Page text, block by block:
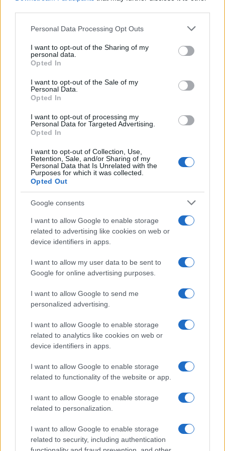
Please note that this website/app uses one or more Google
not limited to your visit or usage behaviour. You may click to
grant or deny consent to Google and its third-party tags to
use your data for below specified purposes in below Google
consent section.
Personal Data Processing Opt Outs
I want to opt-out of the Sharing of my
personal data.
Opted In
I want to opt-out of the Sale of my
Personal Data.
Opted In
I want to opt-out of processing my
Personal Data for Targeted Advertising.
Opted In
I want to opt-out of Collection, Use,
Retention, Sale, and/or Sharing of my
Personal Data that Is Unrelated with the
Purposes for which it was collected.
Opted Out
Google consents
I want to allow Google to enable storage
related to advertising like cookies on web or
device identifiers in apps.
I want to allow my user data to be sent to
Google for online advertising purposes.
I want to allow Google to send me
personalized advertising.
I want to allow Google to enable storage
related to analytics like cookies on web or
device identifiers in apps.
I want to allow Google to enable storage
related to functionality of the website or app.
I want to allow Google to enable storage
related to personalization.
I want to allow Google to enable storage
related to security, including authentication
Fist of the North Star Warriors:
comparativa 360 vs. PS3 en
imágenes y vídeo
venta, capturas de su primer DLC
"GAC Pack"
4 mayo, 2020
Fist of the North Star Ken's Rage: el
mejor tráiler hasta la fecha
2 mayo, 2020
Quienes somos
Señala una noticia
Síguenos en Facebook
Actualidad.es es la gran fuente de información social. Actualidad,
televisión, crónica, deportes, gente, política y todas las noticias sobre
su ciudad.
Para señalar a la redacción de cualquier error en el uso del material
confidencial, escríbanos astaff@actualidad.es